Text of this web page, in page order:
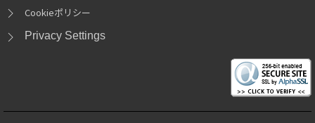
Cookieポリシー
Privacy Settings